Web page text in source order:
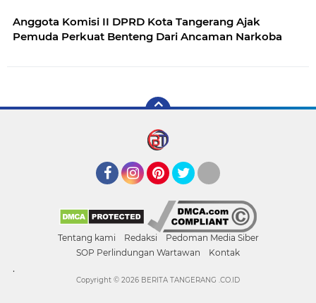
Anggota Komisi II DPRD Kota Tangerang Ajak
Pemuda Perkuat Benteng Dari Ancaman Narkoba
Tentang kami Redaksi
Pedoman Media Siber
SOP Perlindungan Wartawan
Kontak
.
Copyright © 2026 BERITA TANGERANG .CO.ID